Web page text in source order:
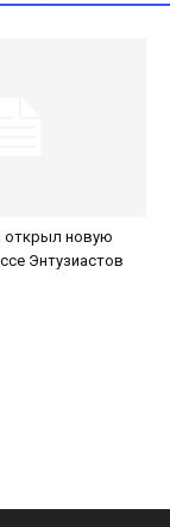
открыл новую
Энтузиастов